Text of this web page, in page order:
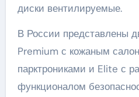
диски вентилируемые.
В России представлены
Premium с кожаным
парктрониками и Elite с
функционалом